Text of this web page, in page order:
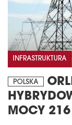
INFRASTRUKTURA
POLSKA
MOCY 216